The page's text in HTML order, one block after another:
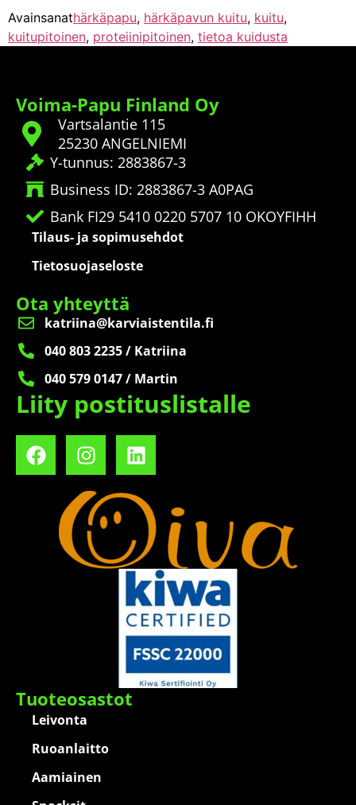
Avainsanathärkäpapu, härkäpavun kuitu, kuitu,
kuitupitoinen, proteiinipitoinen, tietoa kuidusta
Voima-Papu Finland Oy
Vartsalantie 115
25230 ANGELNIEMI
Y-tunnus: 2883867-3
Business ID: 2883867-3 A0PAG
Bank FI29 5410 0220 5707 10 OKOYFIHH
Tilaus- ja sopimusehdot
Tietosuojaseloste
Ota yhteyttä
katriina@karviaistentila.fi
040 803 2235 / Katriina
040 579 0147 / Martin
Liity postituslistalle
Tuoteosastot
Leivonta
Ruoanlaitto
Aamiainen